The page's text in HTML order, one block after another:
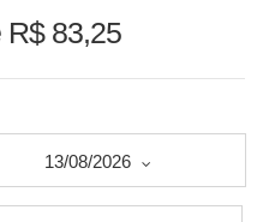
R$ 83,25
13/08/2026